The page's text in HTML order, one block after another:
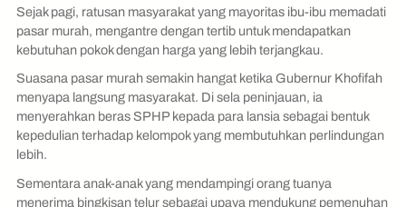
Sejak pagi, ratusan masyarakat yang mayoritas ibu-ibu memadati
pasar murah, mengantre dengan tertib untuk mendapatkan
kebutuhan pokok dengan harga yang lebih terjangkau.
Suasana pasar murah semakin hangat ketika Gubernur Khofifah
menyapa langsung masyarakat. Di sela peninjauan, ia
menyerahkan beras SPHP kepada para lansia sebagai bentuk
kepedulian terhadap kelompok yang membutuhkan perlindungan
lebih.
Sementara anak-anak yang mendampingi orang tuanya
menerima bingkisan telur sebagai upaya mendukung pemenuhan